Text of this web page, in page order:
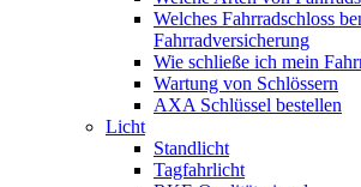
Welches Fahrradschloss
Fahrradversicherung
Wie schließe ich mein
Wartung von Schlössern
AXA Schlüssel bestellen
Licht
Standlicht
Tagfahrlicht